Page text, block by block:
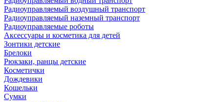
Радиоуправляемый воздушный транспорт
Радиоуправляемый наземный транспорт
Радиоуправляемые роботы
Аксессуары и косметика для детей
Зонтики детские
Брелоки
Рюкзаки, ранцы детские
Косметички
Дождевики
Кошельки
Сумки